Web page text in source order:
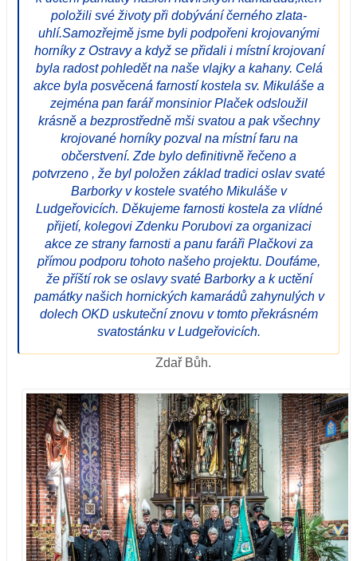
položili své životy při dobývání černého zlata-
uhlí.Samozřejmě jsme byli podpořeni krojovanými
horníky z Ostravy a když se přidali i místní krojovaní
byla radost pohledět na naše vlajky a kahany. Celá
akce byla posvěcená farností kostela sv. Mikuláše a
zejména pan farář monsinior Plaček odsloužil
krásně a bezprostředně mši svatou a pak všechny
krojované horníky pozval na místní faru na
občerstvení. Zde bylo definitivně řečeno a
potvrzeno , že byl položen základ tradici oslav svaté
Barborky v kostele svatého Mikuláše v
Ludgeřovicích. Děkujeme farnosti kostela za vlídné
přijetí, kolegovi Zdenku Porubovi za organizaci
akce ze strany farnosti a panu faráři Plačkovi za
přímou podporu tohoto našeho projektu. Doufáme,
že příští rok se oslavy svaté Barborky a k uctění
památky našich hornických kamarádů zahynulých v
dolech OKD uskuteční znovu v tomto překrásném
svatostánku v Ludgeřovicích.
Zdař Bůh.